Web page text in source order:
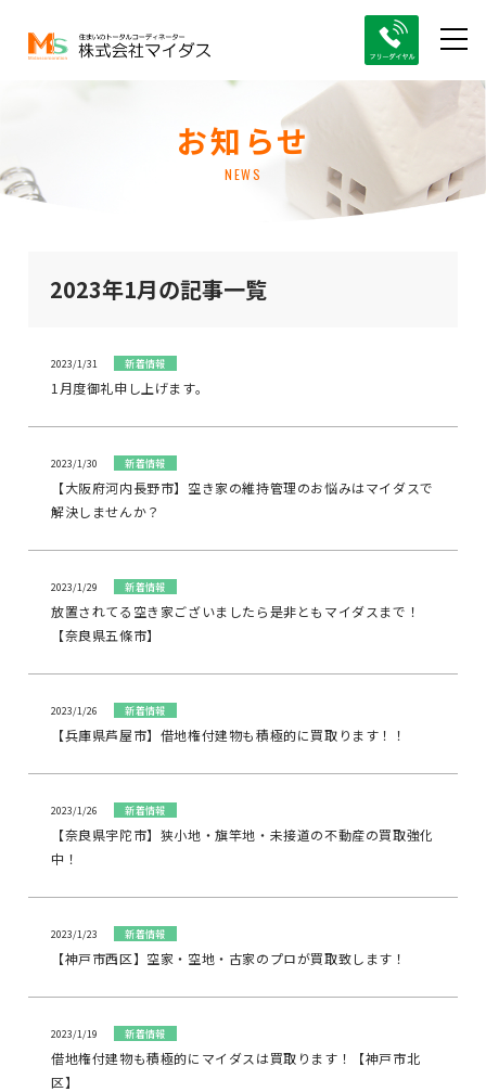
お知らせ
NEWS
2023年1月の記事一覧
2023/1/31 新着情報
1月度御礼申し上げます。
2023/1/30 新着情報
【大阪府河内長野市】空き家の維持管理のお悩みはマイダスで
解決しませんか？
2023/1/29 新着情報
放置されてる空き家ございましたら是非ともマイダスまで！
【奈良県五條市】
2023/1/26 新着情報
【兵庫県芦屋市】借地権付建物も積極的に買取ります！！
2023/1/26 新着情報
【奈良県宇陀市】狭小地・旗竿地・未接道の不動産の買取強化
中！
2023/1/23 新着情報
【神戸市西区】空家・空地・古家のプロが買取致します！
2023/1/19 新着情報
借地権付建物も積極的にマイダスは買取ります！【神戸市北
区】